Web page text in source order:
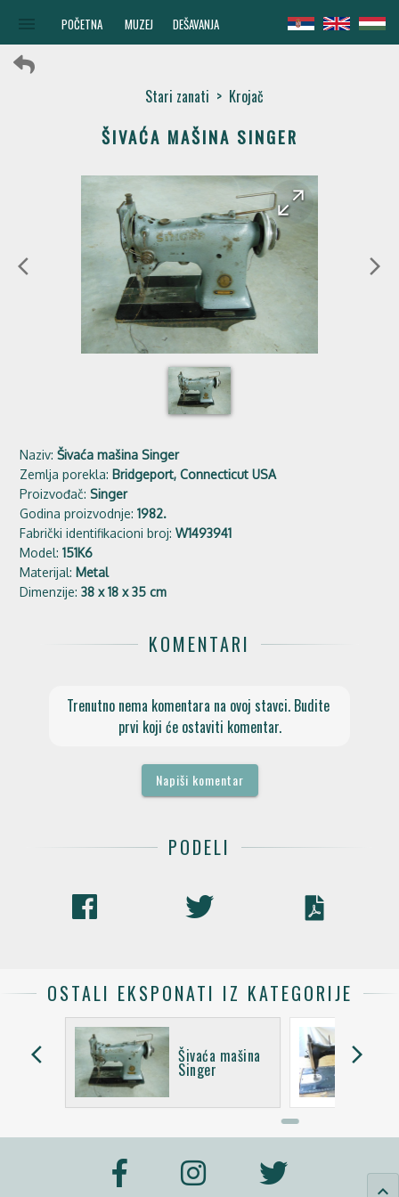
POČETNA MUZEJ DEŠAVANJA
Stari zanati > Krojač
ŠIVAĆA MAŠINA SINGER
arrow_back_ios
arrow_back
arrow_forward
arrow_forward_ios
Naziv:Šivaća mašina Singer
Zemlja porekla: Bridgeport, Connecticut USA
Proizvođač:Singer
Godina proizvodnje:1982.
Fabrički identifikacioni broj:W1493941
Model:151K6
Materijal: Metal
Dimenzije:38 x 18 x 35 cm
KOMENTARI
Trenutno nema komentara na ovoj stavci. Budite
prvi koji će ostaviti komentar.
Napiši komentar
PODELI
OSTALI EKSPONATI IZ KATEGORIJE
arrow_back_ios Šivaća mašina
Singer
arrow_forward_ios
keyboard_arrow_up